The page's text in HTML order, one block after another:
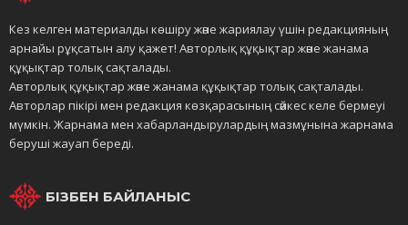
Кез келген материалды көшіру және жариялау үшін редакцияның
арнайы рұқсатын алу қажет! Авторлық құқықтар және жанама
құқықтар толық сақталады.
Авторлық құқықтар және жанама құқықтар толық сақталады.
Авторлар пікірі мен редакция көзқарасының сәйкес келе бермеуі
мүмкін. Жарнама мен хабарландырулардың мазмұнына жарнама
беруші жауап береді.
БІЗБЕН БАЙЛАНЫС